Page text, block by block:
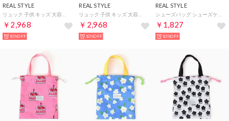
REAL STYLE
￥2,968
10%OFF
REAL STYLE
￥2,968
10%OFF
REAL STYLE
￥1,827
10%OFF